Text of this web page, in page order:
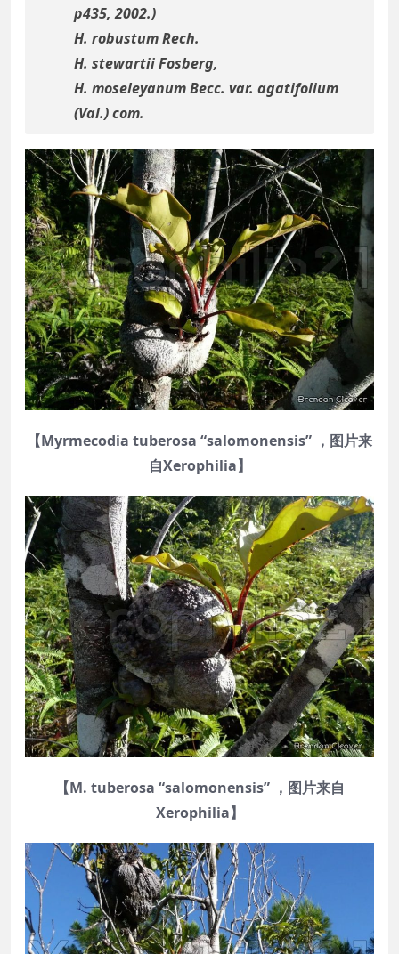
p435, 2002.)
H. robustum Rech.
H. stewartii Fosberg,
H. moseleyanum Becc. var. agatifolium
(Val.) com.
【Myrmecodia tuberosa “salomonensis” ，图片来
自Xerophilia】
【M. tuberosa “salomonensis” ，图片来自
Xerophilia】